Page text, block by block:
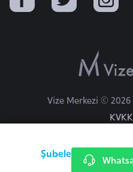
Şubelerimiz
Vize Merkezi © 2026
a